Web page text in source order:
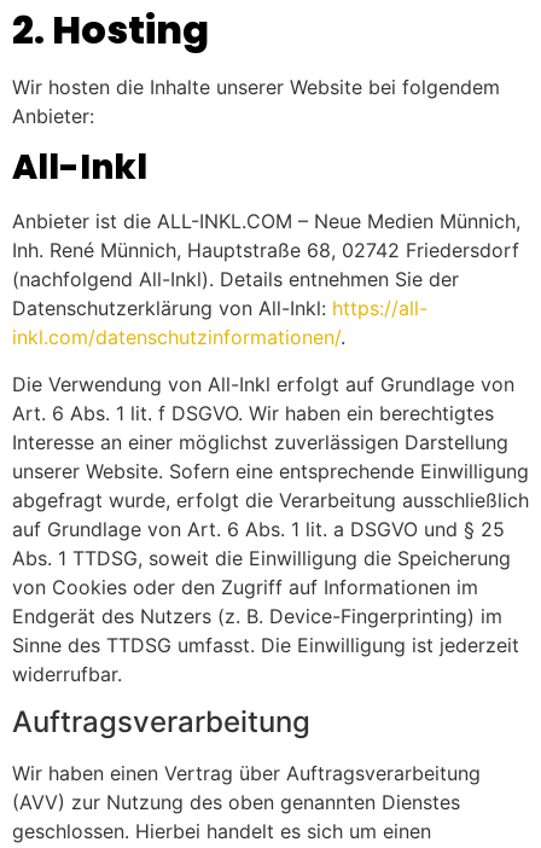
2. Hosting
Wir hosten die Inhalte unserer Website bei folgendem
Anbieter:
All-Inkl
Anbieter ist die ALL-INKL.COM – Neue Medien Münnich,
Inh. René Münnich, Hauptstraße 68, 02742 Friedersdorf
(nachfolgend All-Inkl). Details entnehmen Sie der
Datenschutzerklärung von All-Inkl: https://all-
inkl.com/datenschutzinformationen/.
Die Verwendung von All-Inkl erfolgt auf Grundlage von
Art. 6 Abs. 1 lit. f DSGVO. Wir haben ein berechtigtes
Interesse an einer möglichst zuverlässigen Darstellung
unserer Website. Sofern eine entsprechende Einwilligung
abgefragt wurde, erfolgt die Verarbeitung ausschließlich
auf Grundlage von Art. 6 Abs. 1 lit. a DSGVO und § 25
Abs. 1 TTDSG, soweit die Einwilligung die Speicherung
von Cookies oder den Zugriff auf Informationen im
Endgerät des Nutzers (z. B. Device-Fingerprinting) im
Sinne des TTDSG umfasst. Die Einwilligung ist jederzeit
widerrufbar.
Auftragsverarbeitung
Wir haben einen Vertrag über Auftragsverarbeitung
(AVV) zur Nutzung des oben genannten Dienstes
geschlossen. Hierbei handelt es sich um einen